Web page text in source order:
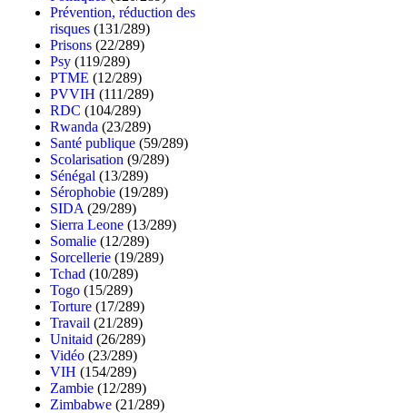
Prévention, réduction des
risques (131/289)
Prisons (22/289)
Psy (119/289)
PTME (12/289)
PVVIH (111/289)
RDC (104/289)
Rwanda (23/289)
Santé publique (59/289)
Scolarisation (9/289)
Sénégal (13/289)
Sérophobie (19/289)
SIDA (29/289)
Sierra Leone (13/289)
Somalie (12/289)
Sorcellerie (19/289)
Tchad (10/289)
Togo (15/289)
Torture (17/289)
Travail (21/289)
Unitaid (26/289)
Vidéo (23/289)
VIH (154/289)
Zambie (12/289)
Zimbabwe (21/289)